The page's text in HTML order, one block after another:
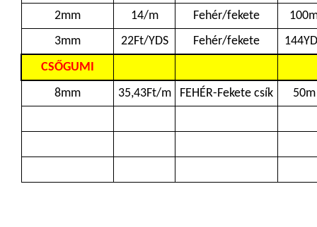
2mm
14/m Fehér/fekete
3mm
22Ft/YDS Fehér/fekete
CSŐGUMI
8mm
35,43Ft/m FEHÉR-Fekete csík 50m